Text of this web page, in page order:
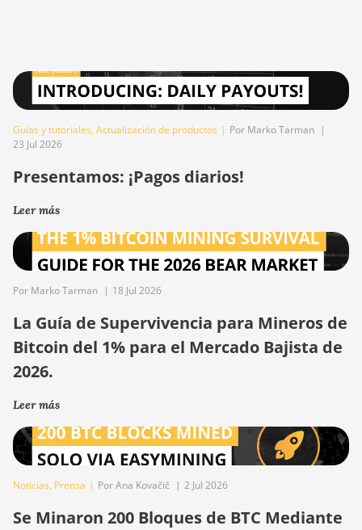
Guías y tutoriales, Actualización de productos | Por Marko Tarman |
23 Jul 2026
Presentamos: ¡Pagos diarios!
Leer más
Por Marko Tarman | 18 Jul 2026
La Guía de Supervivencia para Mineros de
Bitcoin del 1% para el Mercado Bajista de
2026.
Leer más
Noticias, Prensa | Por Ana Kovačič | 2 Jul 2026
Se Minaron 200 Bloques de BTC Mediante